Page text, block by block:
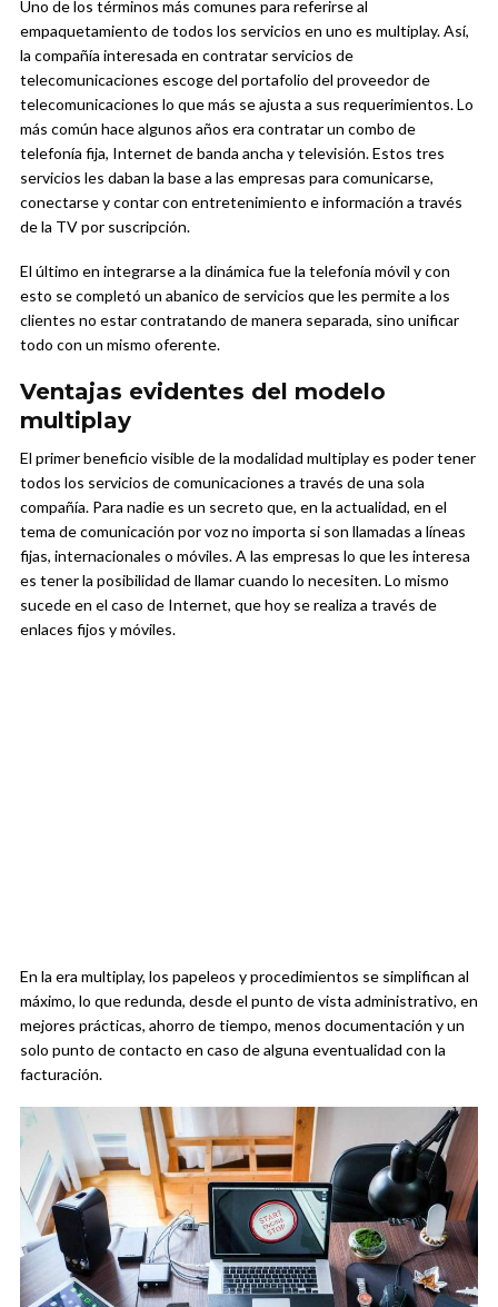
Uno de los términos más comunes para referirse al
empaquetamiento de todos los servicios en uno es multiplay. Así,
la compañía interesada en contratar servicios de
telecomunicaciones escoge del portafolio del proveedor de
telecomunicaciones lo que más se ajusta a sus requerimientos. Lo
más común hace algunos años era contratar un combo de
telefonía fija, Internet de banda ancha y televisión. Estos tres
servicios les daban la base a las empresas para comunicarse,
conectarse y contar con entretenimiento e información a través
de la TV por suscripción.
El último en integrarse a la dinámica fue la telefonía móvil y con
esto se completó un abanico de servicios que les permite a los
clientes no estar contratando de manera separada, sino unificar
todo con un mismo oferente.
Ventajas evidentes del modelo
multiplay
El primer beneficio visible de la modalidad multiplay es poder tener
todos los servicios de comunicaciones a través de una sola
compañía. Para nadie es un secreto que, en la actualidad, en el
tema de comunicación por voz no importa si son llamadas a líneas
fijas, internacionales o móviles. A las empresas lo que les interesa
es tener la posibilidad de llamar cuando lo necesiten. Lo mismo
sucede en el caso de Internet, que hoy se realiza a través de
enlaces fijos y móviles.
En la era multiplay, los papeleos y procedimientos se simplifican al
máximo, lo que redunda, desde el punto de vista administrativo, en
mejores prácticas, ahorro de tiempo, menos documentación y un
solo punto de contacto en caso de alguna eventualidad con la
facturación.